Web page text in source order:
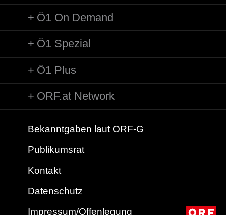
Ö1 On Demand
Ö1 Spezial
Ö1 Plus
ORF.at Network
Bekanntgaben laut ORF-G
Publikumsrat
Kontakt
Datenschutz
Impressum/Offenlegung